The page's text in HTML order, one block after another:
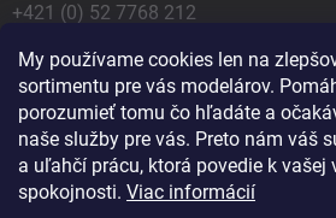
My používame cookies len na
sortimentu pre vás modelárov.
porozumieť tomu čo hľadáte a
naše služby pre vás. Preto nám váš
a uľahčí prácu, ktorá povedie k vašej
spokojnosti. Viac informácií
+421 (0) 52 7768 212
Poštová / Odberná adresa:
HT model
Na letisko 49
058 01 Poprad
Slovenská Republika